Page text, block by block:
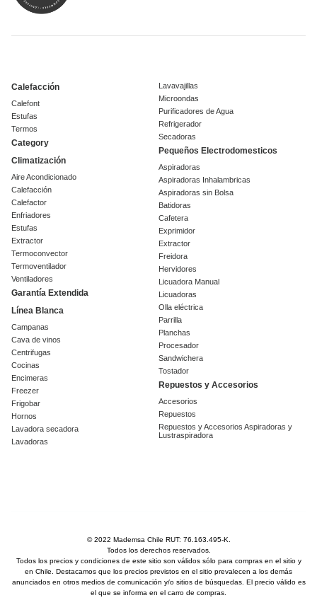
Calefacción
Calefont
Estufas
Termos
Category
Climatización
Aire Acondicionado
Calefacción
Calefactor
Enfriadores
Estufas
Extractor
Termoconvector
Termoventilador
Ventiladores
Garantía Extendida
Línea Blanca
Campanas
Cava de vinos
Centrifugas
Cocinas
Encimeras
Freezer
Frigobar
Hornos
Lavadora secadora
Lavadoras
Lavavajillas
Microondas
Purificadores de Agua
Refrigerador
Secadoras
Pequeños Electrodomesticos
Aspiradoras
Aspiradoras Inhalambricas
Aspiradoras sin Bolsa
Batidoras
Cafetera
Exprimidor
Extractor
Freidora
Hervidores
Licuadora Manual
Licuadoras
Olla eléctrica
Parrilla
Planchas
Procesador
Sandwichera
Tostador
Repuestos y Accesorios
Accesorios
Repuestos
Repuestos y Accesorios Aspiradoras y
Lustraspiradora
© 2022 Mademsa Chile RUT: 76.163.495-K.
Todos los derechos reservados.
Todos los precios y condiciones de este sitio son válidos sólo para compras en el sitio y
en Chile. Destacamos que los precios previstos en el sitio prevalecen a los demás
anunciados en otros medios de comunicación y/o sitios de búsquedas. El precio válido es
el que se informa en el carro de compras.